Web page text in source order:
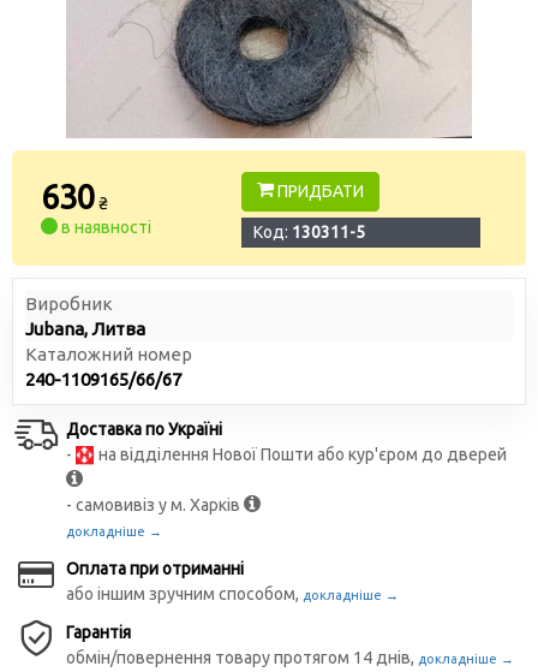
630₴
в наявності
ПРИДБАТИ
Код: 130311-5
Виробник
Jubana, Литва
Каталожний номер
240-1109165/66/67
Доставка по Україні
-
на відділення Нової Пошти або кур'єром до дверей
- самовивіз у м. Харків
докладніше →
Оплата при отриманні
або іншим зручним способом, докладніше →
Гарантія
обмін/повернення товару протягом 14 днів, докладніше →